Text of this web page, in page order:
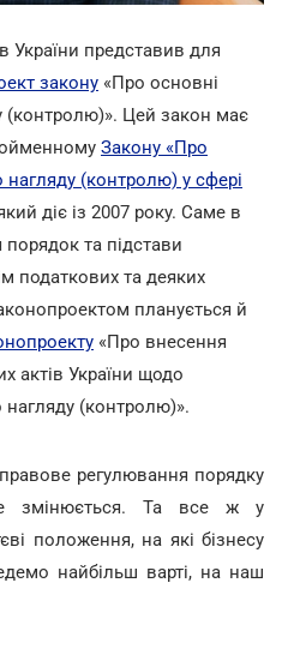
України представив для
закону «Про основні
(контролю)». Цей закон має
Закону «Про
(контролю) у сфері
діє із 2007 року. Саме в
та підстави
податкових та деяких
планується й
«Про внесення
актів України щодо
(контролю)».
регулювання порядку
змінюється. Та все ж у
положення, на які бізнесу
найбільш варті, на наш